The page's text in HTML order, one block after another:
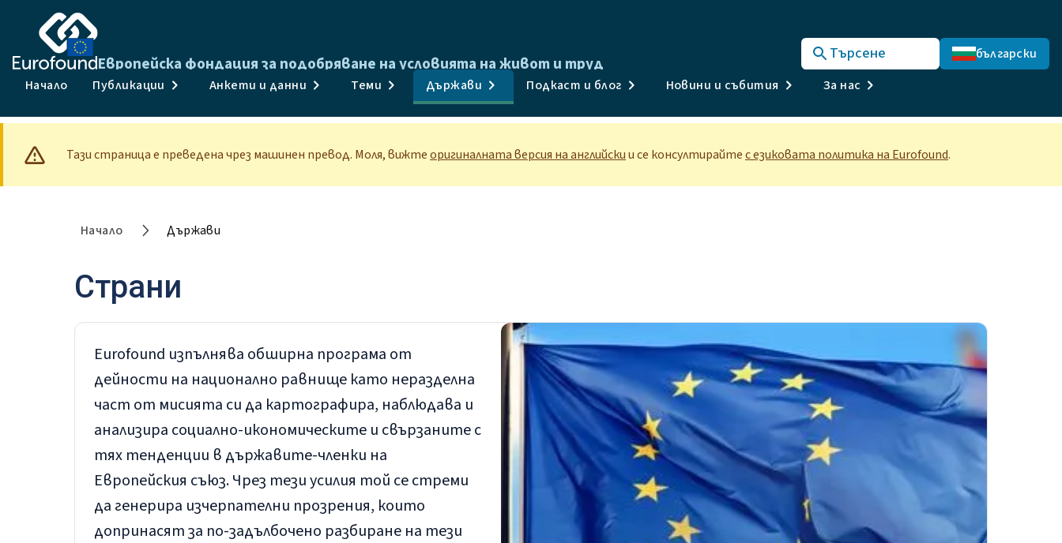
Европейска фондация за подобряване на условията на живот и труд Търсене
български
Начало
Публикации Анкети и данни Теми Държави Подкаст и блог Новини и събития За нас
Публикации
Анкети и данни
Теми
Държави
Тази страница е преведена чрез машинен превод. Моля, вижтеоригиналната версия на английскии се консултирайтес езиковата политика на Eurofound.
Начало Държави
Страни
Eurofound изпълнява обширна програма от
дейности на национално равнище като неразделна
част от мисията си да картографира, наблюдава и
анализира социално-икономическите и свързаните с
тях тенденции в държавите-членки на
Европейския съюз. Чрез тези усилия той се стреми
да генерира изчерпателни прозрения, които
допринасят за по-задълбочено разбиране на тези